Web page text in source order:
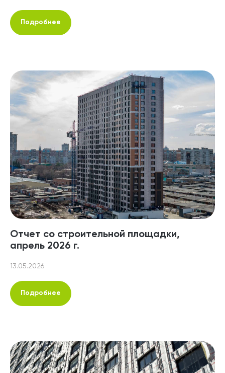
Подробнее
Отчет со строительной площадки,
апрель 2026 г.
13.05.2026
Подробнее